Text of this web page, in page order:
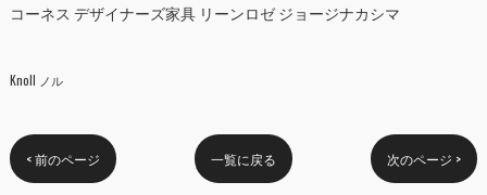
コーネス デザイナーズ家具 リーンロゼ ジョージナカシマ
Knoll ノル
< 前のページ 一覧に戻る 次のページ >